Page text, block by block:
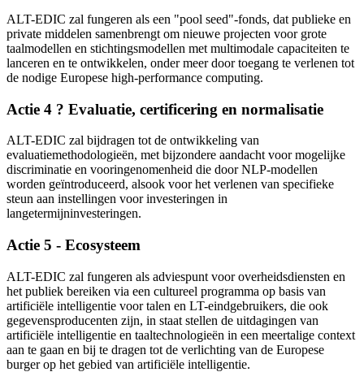
ALT-EDIC zal fungeren als een "pool seed"-fonds, dat publieke en
private middelen samenbrengt om nieuwe projecten voor grote
taalmodellen en stichtingsmodellen met multimodale capaciteiten te
lanceren en te ontwikkelen, onder meer door toegang te verlenen tot
de nodige Europese high-performance computing.
Actie 4 ? Evaluatie, certificering en normalisatie
ALT-EDIC zal bijdragen tot de ontwikkeling van
evaluatiemethodologieën, met bijzondere aandacht voor mogelijke
discriminatie en vooringenomenheid die door NLP-modellen
worden geïntroduceerd, alsook voor het verlenen van specifieke
steun aan instellingen voor investeringen in
langetermijninvesteringen.
Actie 5 - Ecosysteem
ALT-EDIC zal fungeren als adviespunt voor overheidsdiensten en
het publiek bereiken via een cultureel programma op basis van
artificiële intelligentie voor talen en LT-eindgebruikers, die ook
gegevensproducenten zijn, in staat stellen de uitdagingen van
artificiële intelligentie en taaltechnologieën in een meertalige context
aan te gaan en bij te dragen tot de verlichting van de Europese
burger op het gebied van artificiële intelligentie.